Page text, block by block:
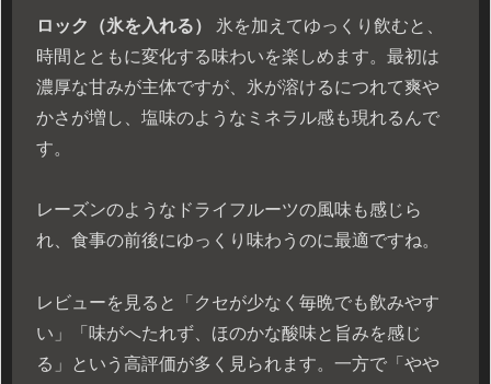
ロック（氷を入れる）
氷を加えてゆっくり飲むと、
時間とともに変化する味わいを楽しめます。最初は
濃厚な甘みが主体ですが、氷が溶けるにつれて爽や
かさが増し、塩味のようなミネラル感も現れるんで
す。
レーズンのようなドライフルーツの風味も感じら
れ、食事の前後にゆっくり味わうのに最適ですね。
レビューを見ると「クセが少なく毎晩でも飲みやす
い」「味がへたれず、ほのかな酸味と旨みを感じ
る」という高評価が多く見られます。一方で「やや